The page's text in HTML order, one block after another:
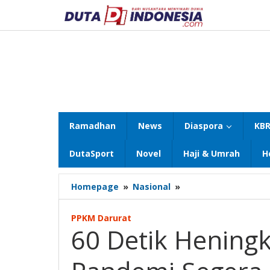
konten
Ramadhan News Diaspora
DutaSport Novel Haji & Umrah
Homepage » Nasional »
Detik
untuk
Pandemi
Segera
PPKM Darurat
60 Detik